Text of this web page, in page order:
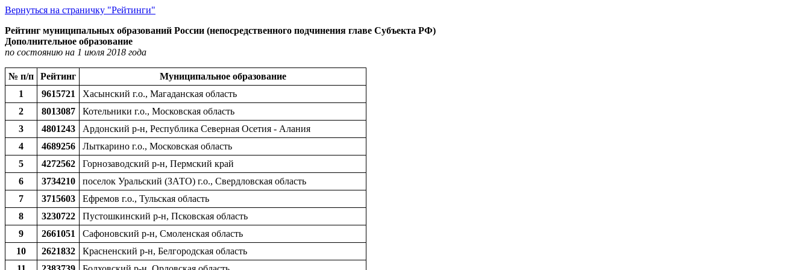
Вернуться на страничку "Рейтинги"
Рейтинг муниципальных образований России (непосредственного подчинения главе Субъекта РФ)
Дополнительное образование
по состоянию на 1 июля 2018 года
№ п/п Рейтинг
Муниципальное образование
1
9615721
Хасынский г.о., Магаданская область
2
8013087
Котельники г.о., Московская область
3
4801243
Ардонский р-н, Республика Северная Осетия - Алания
4
4689256
Лыткарино г.о., Московская область
5
4272562
Горнозаводский р-н, Пермский край
6
3734210
поселок Уральский (ЗАТО) г.о., Свердловская область
7
3715603
Ефремов г.о., Тульская область
8
3230722
Пустошкинский р-н, Псковская область
9
2661051
Сафоновский р-н, Смоленская область
10
2621832
Красненский р-н, Белгородская область